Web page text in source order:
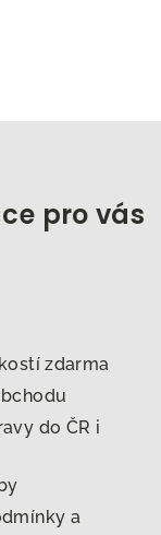
pro vás
zdarma
do ČR i
a